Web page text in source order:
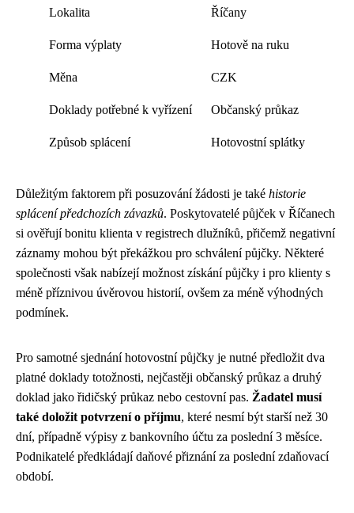
Lokalita Říčany
Forma výplaty Hotově na ruku
Měna CZK
Doklady potřebné k vyřízení Občanský průkaz
Způsob splácení Hotovostní splátky
Důležitým faktorem při posuzování žádosti je také historie
splácení předchozích závazků. Poskytovatelé půjček v Říčanech
si ověřují bonitu klienta v registrech dlužníků, přičemž negativní
záznamy mohou být překážkou pro schválení půjčky. Některé
společnosti však nabízejí možnost získání půjčky i pro klienty s
méně příznivou úvěrovou historií, ovšem za méně výhodných
podmínek.
Pro samotné sjednání hotovostní půjčky je nutné předložit dva
platné doklady totožnosti, nejčastěji občanský průkaz a druhý
doklad jako řidičský průkaz nebo cestovní pas. Žadatel musí
také doložit potvrzení o příjmu, které nesmí být starší než 30
dní, případně výpisy z bankovního účtu za poslední 3 měsíce.
Podnikatelé předkládají daňové přiznání za poslední zdaňovací
období.